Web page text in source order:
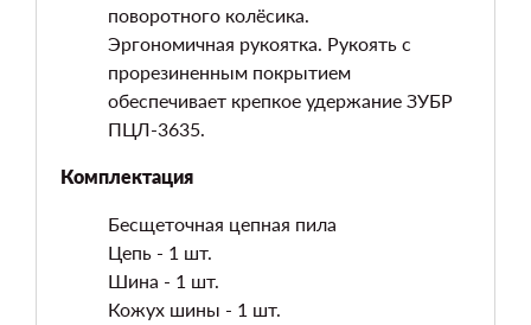
поворотного колёсика.
Эргономичная рукоятка. Рукоять с
прорезиненным покрытием
обеспечивает крепкое удержание ЗУБР
ПЦЛ-3635.
Комплектация
Бесщеточная цепная пила
Цепь - 1 шт.
Шина - 1 шт.
Кожух шины - 1 шт.